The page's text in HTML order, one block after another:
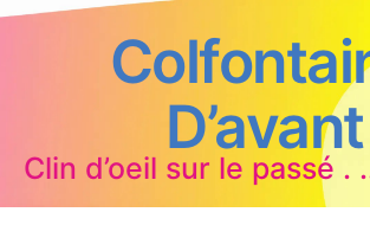
D’avant
Clin d’oeil sur le passé .